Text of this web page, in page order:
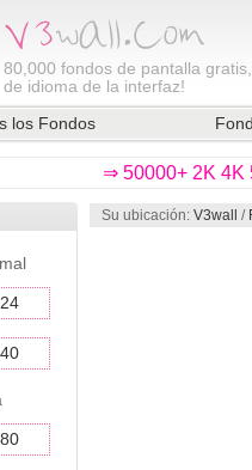
80,000 fondos de pantalla
de idioma de la interfaz!
los Fondos
⇒ 50000+ 2K 4K
Su ubicación: V3wall /